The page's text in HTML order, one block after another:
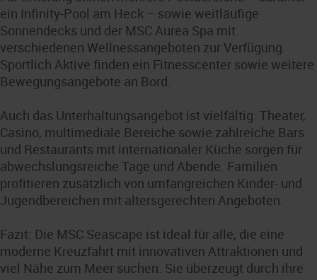
ein Infinity-Pool am Heck – sowie weitläufige
Sonnendecks und der MSC Aurea Spa mit
verschiedenen Wellnessangeboten zur Verfügung.
Sportlich Aktive finden ein Fitnesscenter sowie weitere
Bewegungsangebote an Bord.
Auch das Unterhaltungsangebot ist vielfältig: Theater,
Casino, multimediale Bereiche sowie zahlreiche Bars
und Restaurants mit internationaler Küche sorgen für
abwechslungsreiche Tage und Abende. Familien
profitieren zusätzlich von umfangreichen Kinder- und
Jugendbereichen mit altersgerechten Angeboten.
Fazit: Die MSC Seascape ist ideal für alle, die eine
moderne Kreuzfahrt mit innovativen Attraktionen und
viel Nähe zum Meer suchen. Sie überzeugt durch ihre